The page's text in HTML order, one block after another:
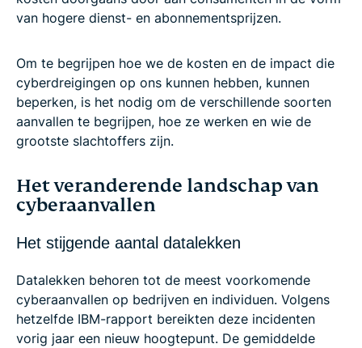
van hogere dienst- en abonnementsprijzen.
Om te begrijpen hoe we de kosten en de impact die
cyberdreigingen op ons kunnen hebben, kunnen
beperken, is het nodig om de verschillende soorten
aanvallen te begrijpen, hoe ze werken en wie de
grootste slachtoffers zijn.
Het veranderende landschap van
cyberaanvallen
Het stijgende aantal datalekken
Datalekken behoren tot de meest voorkomende
cyberaanvallen op bedrijven en individuen. Volgens
hetzelfde IBM-rapport bereikten deze incidenten
vorig jaar een nieuw hoogtepunt. De gemiddelde